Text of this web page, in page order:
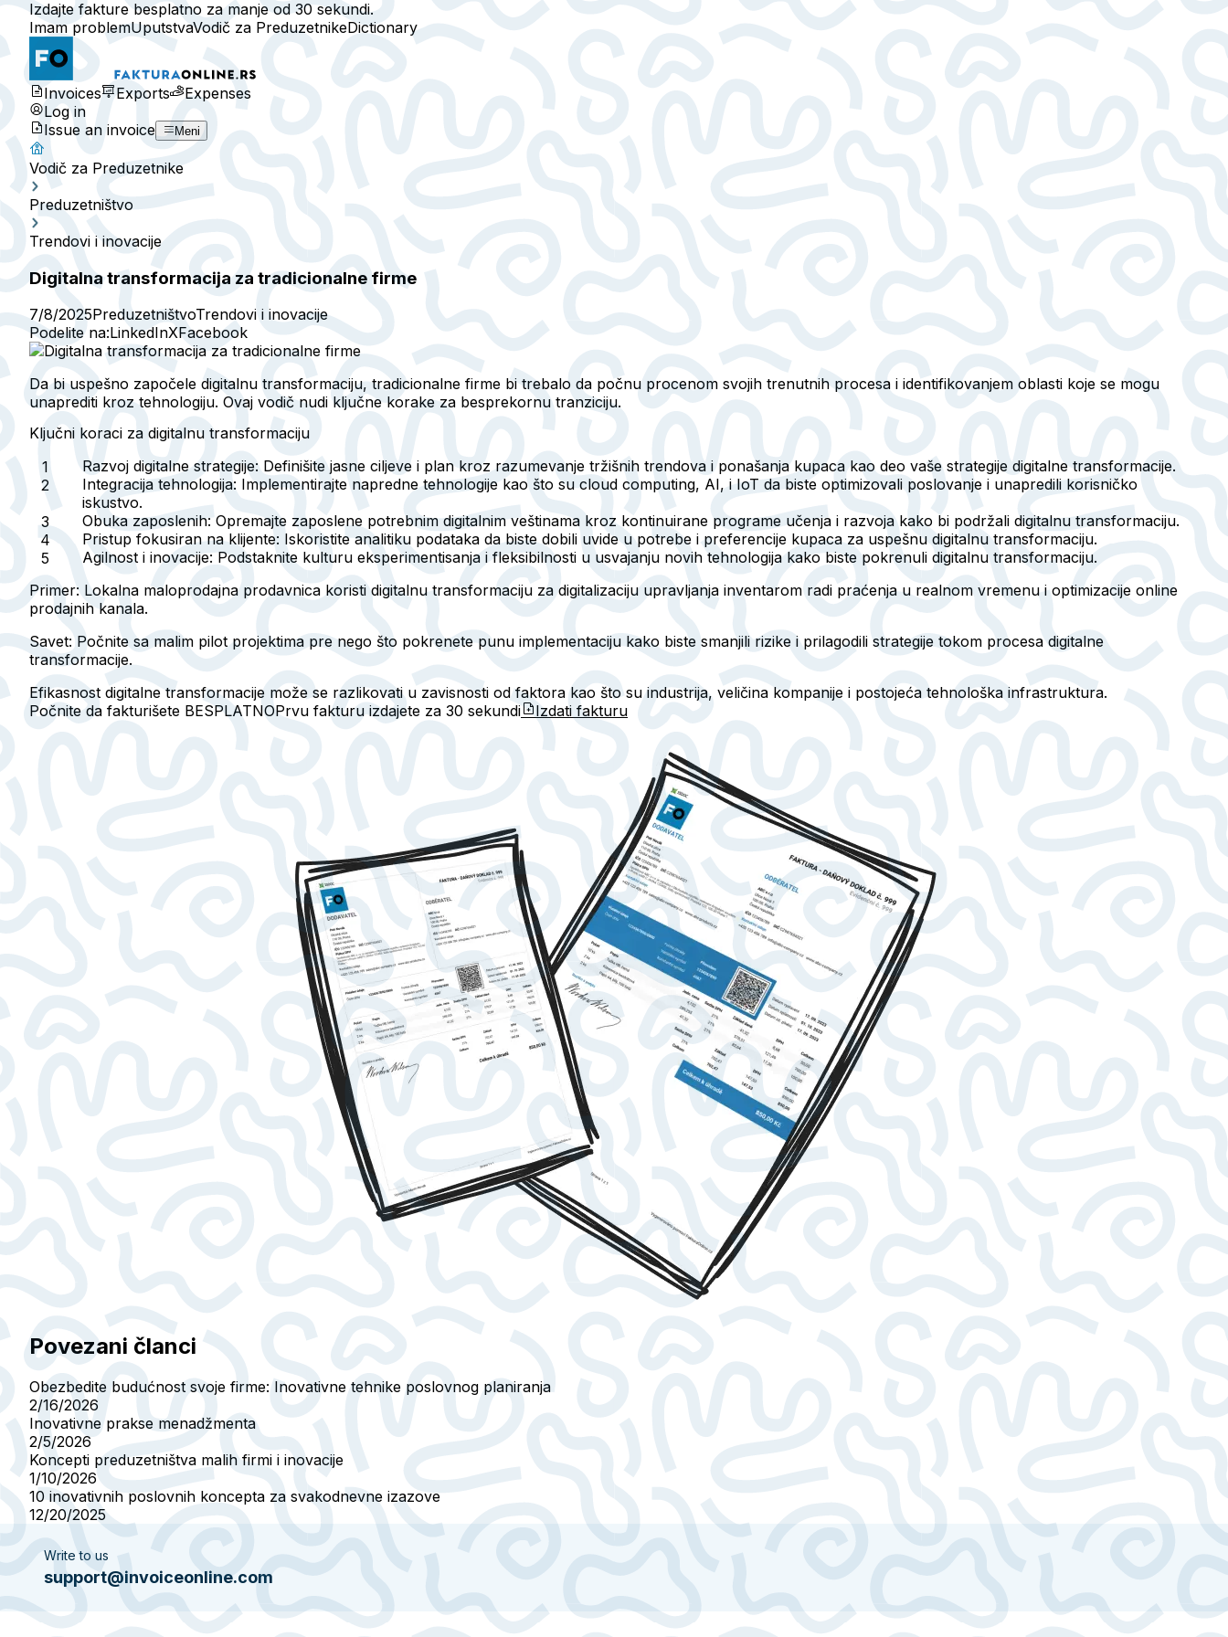
Izdajte fakture besplatno za manje od 30 sekundi.
Imam problemUputstvaVodič za PreduzetnikeDictionary
Invoices Exports
Expenses
Log in
Issue an invoice
Meni
Vodič za Preduzetnike
Preduzetništvo
Trendovi i inovacije
Digitalna transformacija za tradicionalne firme
7/8/2025PreduzetništvoTrendovi i inovacije
Podelite na:LinkedInXFacebook
Da bi uspešno započele digitalnu transformaciju, tradicionalne firme bi trebalo da počnu procenom svojih trenutnih procesa i identifikovanjem oblasti koje se mogu
unaprediti kroz tehnologiju. Ovaj vodič nudi ključne korake za besprekornu tranziciju.
Ključni koraci za digitalnu transformaciju
Razvoj digitalne strategije: Definišite jasne ciljeve i plan kroz razumevanje tržišnih trendova i ponašanja kupaca kao deo vaše strategije digitalne transformacije.
Integracija tehnologija: Implementirajte napredne tehnologije kao što su cloud computing, AI, i IoT da biste optimizovali poslovanje i unapredili korisničko
iskustvo.
Obuka zaposlenih: Opremajte zaposlene potrebnim digitalnim veštinama kroz kontinuirane programe učenja i razvoja kako bi podržali digitalnu transformaciju.
Pristup fokusiran na klijente: Iskoristite analitiku podataka da biste dobili uvide u potrebe i preferencije kupaca za uspešnu digitalnu transformaciju.
Agilnost i inovacije: Podstaknite kulturu eksperimentisanja i fleksibilnosti u usvajanju novih tehnologija kako biste pokrenuli digitalnu transformaciju.
Primer: Lokalna maloprodajna prodavnica koristi digitalnu transformaciju za digitalizaciju upravljanja inventarom radi praćenja u realnom vremenu i optimizacije online
prodajnih kanala.
Savet: Počnite sa malim pilot projektima pre nego što pokrenete punu implementaciju kako biste smanjili rizike i prilagodili strategije tokom procesa digitalne
transformacije.
Efikasnost digitalne transformacije može se razlikovati u zavisnosti od faktora kao što su industrija, veličina kompanije i postojeća tehnološka infrastruktura.
Počnite da fakturišete BESPLATNOPrvu fakturu izdajete za 30 sekundi Izdati fakturu
Povezani članci
Obezbedite budućnost svoje firme: Inovativne tehnike poslovnog planiranja
2/16/2026
Inovativne prakse menadžmenta
2/5/2026
Koncepti preduzetništva malih firmi i inovacije
1/10/2026
10 inovativnih poslovnih koncepta za svakodnevne izazove
12/20/2025
Write to us
support@invoiceonline.com